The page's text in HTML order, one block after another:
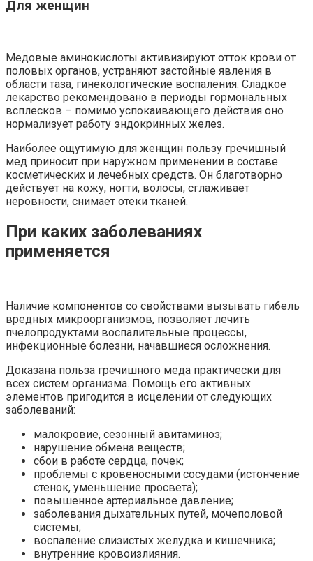
Для женщин
Медовые аминокислоты активизируют отток крови от
половых органов, устраняют застойные явления в
области таза, гинекологические воспаления. Сладкое
лекарство рекомендовано в периоды гормональных
всплесков – помимо успокаивающего действия оно
нормализует работу эндокринных желез.
Наиболее ощутимую для женщин пользу гречишный
мед приносит при наружном применении в составе
косметических и лечебных средств. Он благотворно
действует на кожу, ногти, волосы, сглаживает
неровности, снимает отеки тканей.
При каких заболеваниях
применяется
Наличие компонентов со свойствами вызывать гибель
вредных микроорганизмов, позволяет лечить
пчелопродуктами воспалительные процессы,
инфекционные болезни, начавшиеся осложнения.
Доказана польза гречишного меда практически для
всех систем организма. Помощь его активных
элементов пригодится в исцелении от следующих
заболеваний:
малокровие, сезонный авитаминоз;
нарушение обмена веществ;
сбои в работе сердца, почек;
проблемы с кровеносными сосудами (истончение
стенок, уменьшение просвета);
повышенное артериальное давление;
заболевания дыхательных путей, мочеполовой
системы;
воспаление слизистых желудка и кишечника;
внутренние кровоизлияния.